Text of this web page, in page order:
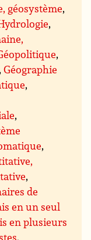
géosystème,
,
,
,Géographie
,
,
,
,
de
en un seul
en plusieurs
,